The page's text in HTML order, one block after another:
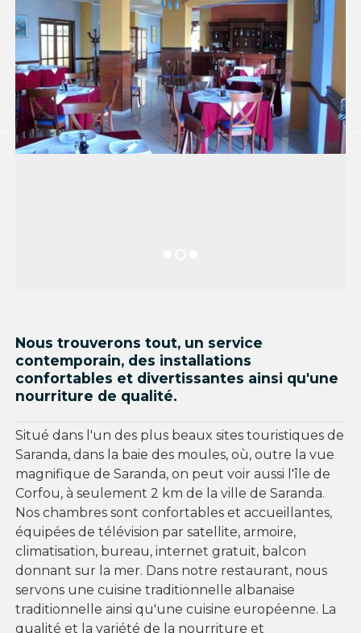
Nous trouverons tout, un service
contemporain, des installations
confortables et divertissantes ainsi qu'une
nourriture de qualité.
Situé dans l'un des plus beaux sites touristiques de
Saranda, dans la baie des moules, où, outre la vue
magnifique de Saranda, on peut voir aussi l'île de
Corfou, à seulement 2 km de la ville de Saranda.
Nos chambres sont confortables et accueillantes,
équipées de télévision par satellite, armoire,
climatisation, bureau, internet gratuit, balcon
donnant sur la mer. Dans notre restaurant, nous
servons une cuisine traditionnelle albanaise
traditionnelle ainsi qu'une cuisine européenne. La
qualité et la variété de la nourriture et